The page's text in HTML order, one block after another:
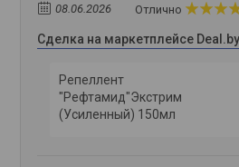
08.06.2026 Отлично
Сделка на маркетплейсе Deal.by
Репеллент
"Рефтамид"Экстрим
(Усиленный) 150мл